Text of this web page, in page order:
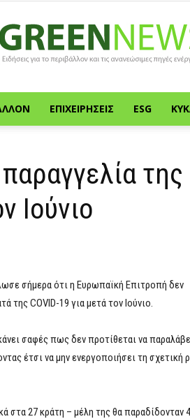
Green
ΕΠΙΧΕΙΡΉΣΕΙΣ ESG
της
Ιούνιο
σήμερα ότι η Ευρωπαϊκή Επιτροπή δεν
της COVID-19 για μετά τον Ιούνιο.
σαφές πως δεν προτίθεται να
έτσι να μην ενεργοποιήσει τη σχετική
στα 27 κράτη – μέλη της θα παραδίδονταν